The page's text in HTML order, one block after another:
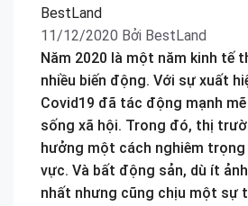
11/12/2020 Bởi BestLand
Năm 2020 là một năm kinh tế
nhiều biến động. Với sự xuất
Covid19 đã tác động mạnh
sống xã hội. Trong đó, thị
hưởng một cách nghiêm
vực. Và bất động sản, dù ít
nhất nhưng cũng chịu một sự